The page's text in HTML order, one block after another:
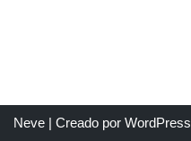
Neve | Creado por WordPress